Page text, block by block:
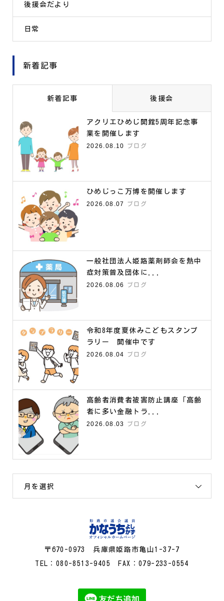
後援会だより
日常
新着記事
新着記事 後援会
アクリエひめじ開館5周年記念事
業を開催します
2026.08.10
ブログ
ひめじっこ万博を開催します
2026.08.07
ブログ
一般社団法人姫路薬剤師会を熱中
症対策普及団体に...
2026.08.06
ブログ
令和8年度夏休みこどもスタンプ
ラリー 開催中です
2026.08.04
ブログ
高齢者消費者被害防止講座「高齢
者に多い金融トラ...
2026.08.03
ブログ
月を選択
〒670-0973 兵庫県姫路市亀山1-37-7
TEL：080-8513-9405 FAX：079-233-0554